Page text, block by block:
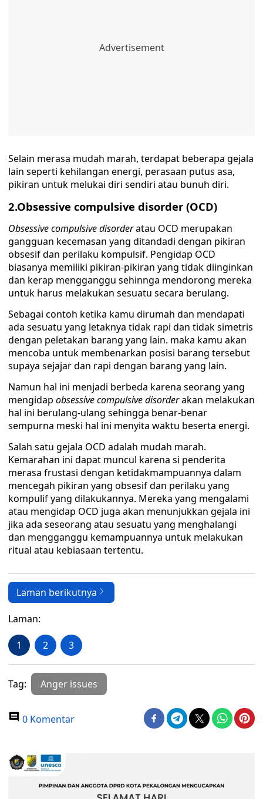
Selain merasa mudah marah, terdapat beberapa gejala
lain seperti kehilangan energi, perasaan putus asa,
pikiran untuk melukai diri sendiri atau bunuh diri.
2.Obsessive compulsive disorder (OCD)
Obsessive compulsive disorderatau OCD merupakan
gangguan kecemasan yang ditandadi dengan pikiran
obsesif dan perilaku kompulsif. Pengidap OCD
biasanya memiliki pikiran-pikiran yang tidak diinginkan
dan kerap mengganggu sehinnga mendorong mereka
untuk harus melakukan sesuatu secara berulang.
Sebagai contoh ketika kamu dirumah dan mendapati
ada sesuatu yang letaknya tidak rapi dan tidak simetris
dengan peletakan barang yang lain. maka kamu akan
mencoba untuk membenarkan posisi barang tersebut
supaya sejajar dan rapi dengan barang yang lain.
Namun hal ini menjadi berbeda karena seorang yang
mengidap obsessive compulsive disorderakan melakukan
hal ini berulang-ulang sehingga benar-benar
sempurna meski hal ini menyita waktu beserta energi.
Salah satu gejala OCD adalah mudah marah.
Kemarahan ini dapat muncul karena si penderita
merasa frustasi dengan ketidakmampuannya dalam
mencegah pikiran yang obsesif dan perilaku yang
kompulif yang dilakukannya. Mereka yang mengalami
atau mengidap OCD juga akan menunjukkan gejala ini
jika ada seseorang atau sesuatu yang menghalangi
dan mengganggu kemampuannya untuk melakukan
ritual atau kebiasaan tertentu.
Laman berikutnya
Laman:
1 2 3
Tag: Anger issues
0 Komentar